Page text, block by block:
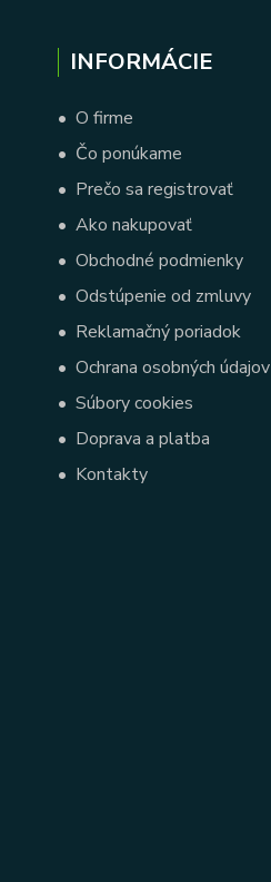
INFORMÁCIE
• O firme
• Čo ponúkame
• Prečo sa registrovať
• Ako nakupovať
• Obchodné podmienky
• Odstúpenie od zmluvy
• Reklamačný poriadok
• Ochrana osobných údajov
• Súbory cookies
• Doprava a platba
• Kontakty